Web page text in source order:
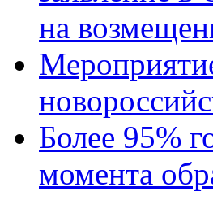
на
Более 95%
момента